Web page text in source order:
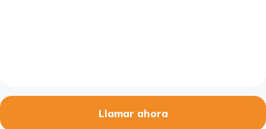
Llamar ahora